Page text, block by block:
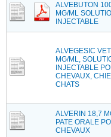
ALVEBUTON
MG/ML
INJECTABLE
ALVEGESIC
MG/ML,
INJECTABLE
CHEVAUX,
CHATS
ALVERIN 18,7
PATE ORALE
CHEVAUX